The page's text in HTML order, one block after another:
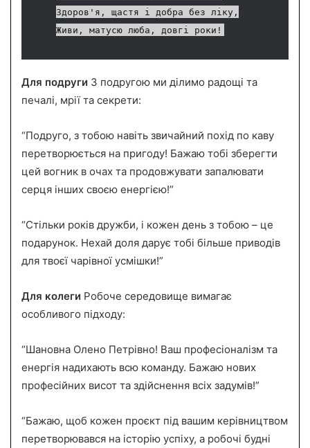
Здоров'я, щастя і добра без ліку,
Живи, матусю люба, довгі роки!
Для подруги З подругою ми ділимо радощі та
печалі, мрії та секрети:
“Подруго, з тобою навіть звичайний похід по каву
перетворюється на пригоду! Бажаю тобі зберегти
цей вогник в очах та продовжувати запалювати
серця інших своєю енергією!”
“Стільки років дружби, і кожен день з тобою – це
подарунок. Нехай доля дарує тобі більше приводів
для твоєї чарівної усмішки!”
Для колеги Робоче середовище вимагає
особливого підходу:
“Шановна Олено Петрівно! Ваш професіоналізм та
енергія надихають всю команду. Бажаю нових
професійних висот та здійснення всіх задумів!”
“Бажаю, щоб кожен проєкт під вашим керівництвом
перетворювався на історію успіху, а робочі будні